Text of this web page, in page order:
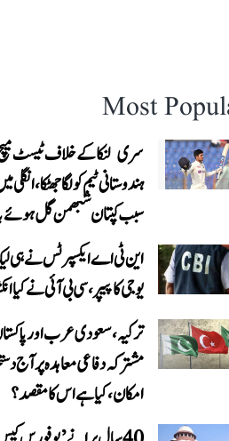
Most
سری لنکا کے خلاف ٹیسٹ
ہندوستانی ٹیم کو لگا جھٹکا،
سبب کپتان شبھمن گل ہوئے
این ٹی اے ایکسپرٹس نے ہی
یوجی کا پیپر، سی بی آئی نے کیا
ترکیہ، سعودی عرب اور
مشترکہ دفاعی معاہدہ پر آج
امکان، کیا ہے اس کا مقصد؟